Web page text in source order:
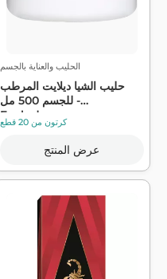
الحليب والعناية بالجسم
حليب الشيا ديلايت المرطب
للجسم 500 مل -
Evoluderm
كرتون من 20 قطع
عرض المنتج